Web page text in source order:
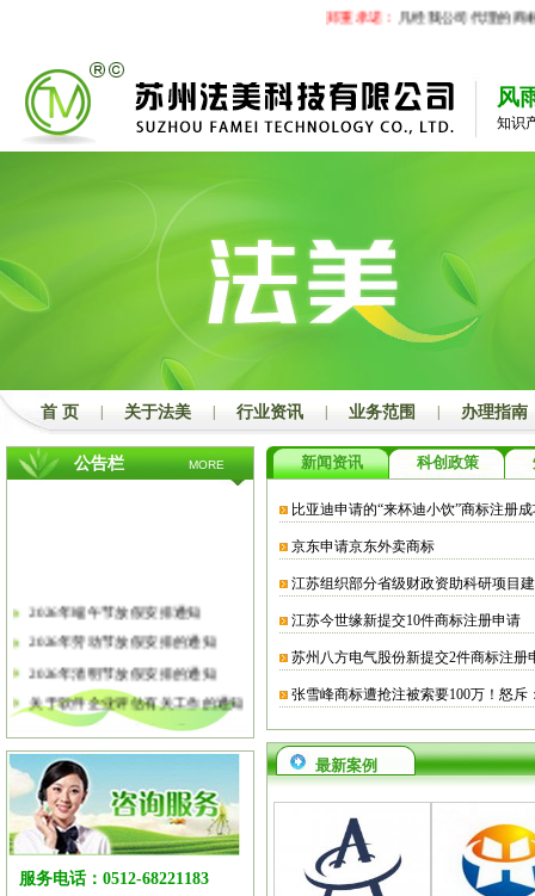
郑重承诺： 凡经我公司代理的商标
风
知识
首 页 关于法美 行业资讯 业务范围 办理指南
公告栏 MORE
2026年端午节放假安排通知
2026年劳动节放假安排的通知
2026年清明节放假安排的通知
关于软件企业评估有关工作的通知
2026年春节放假安排的通知
2026年元旦放假安排的通知
2025年国庆节、中秋节放假安排
2025年端午节放假安排的通知
2025年劳动节放假安排的通知
2025年清明节放假安排的通知
服务电话：0512-68221183
新闻资讯 科创政策
比亚迪申请的“来杯迪小饮”商标注册
京东申请京东外卖商标
江苏组织部分省级财政资助科研项目
江苏今世缘新提交10件商标注册申请
苏州八方电气股份新提交2件商标注册
张雪峰商标遭抢注被索要100万！怒斥
最新案例